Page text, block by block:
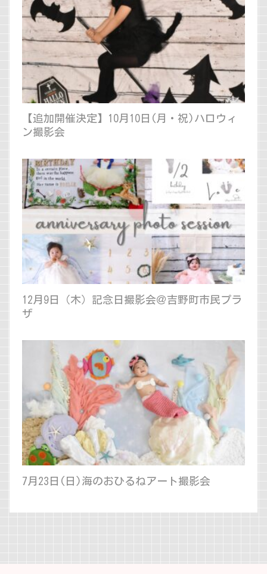
【追加開催決定】10月10日(月・祝)ハロウィ
ン撮影会
12月9日（木）記念日撮影会＠吉野町市民プラ
ザ
7月23日(日)海のおひるねアート撮影会